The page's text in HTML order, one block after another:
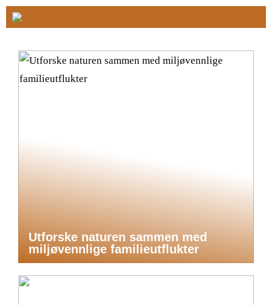
Utforske naturen sammen med
miljøvennlige familieutflukter